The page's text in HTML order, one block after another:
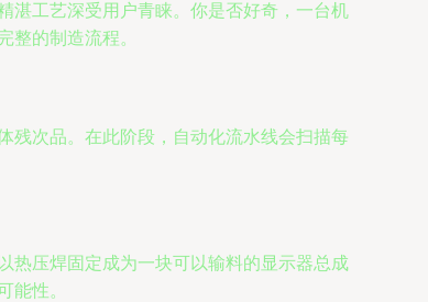
湛工艺深受用户青睐。你是否好奇，一台机
整的制造流程。
残次品。在此阶段，自动化流水线会扫描每
压焊固定成为一块可以输料的显示器总成
能性。